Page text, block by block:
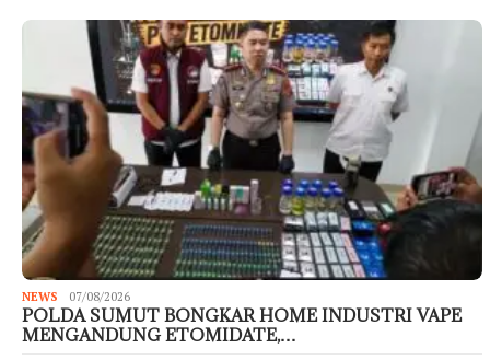
NEWS 07/08/2026
POLDA SUMUT BONGKAR HOME INDUSTRI VAPE
MENGANDUNG ETOMIDATE,…